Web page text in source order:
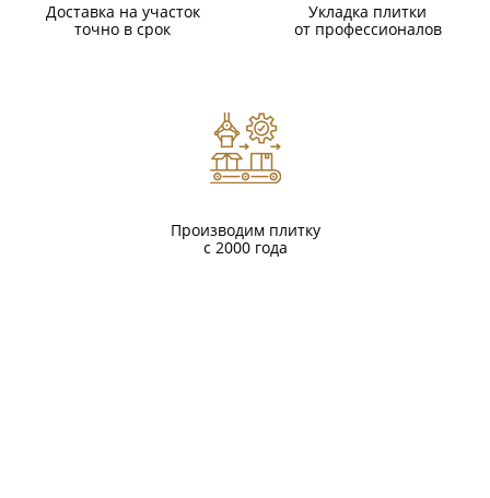
Доставка на участок
точно в срок
Укладка плитки
от профессионалов
Производим плитку
с 2000 года